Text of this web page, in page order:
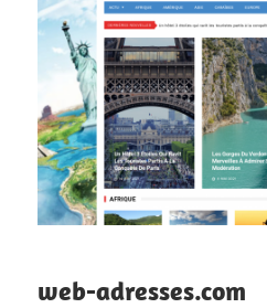
web-adresses.com